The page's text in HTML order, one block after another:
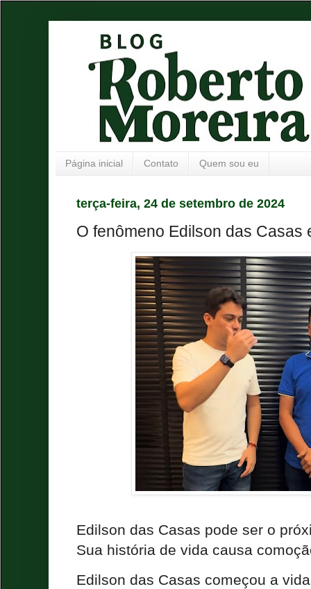
Página inicial Contato Quem sou eu
terça-feira, 24 de setembro de 2024
O fenômeno Edilson das Casas
Edilson das Casas pode ser o
Sua história de vida causa
Edilson das Casas começou a